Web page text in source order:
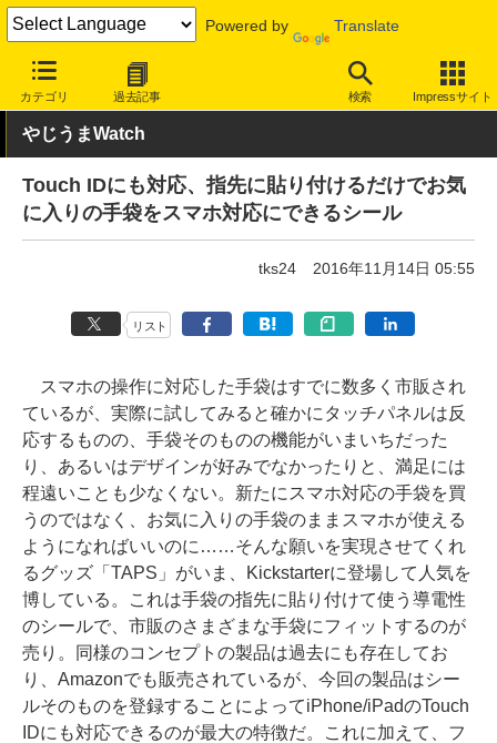
Powered by Translate
カテゴリ 過去記事 検索 Impressサイト
INTERNET Watch トピック
やじうまWatch
Touch IDにも対応、指先に貼り付けるだけでお気
に入りの手袋をスマホ対応にできるシール
tks24 2016年11月14日 05:55
リスト
スマホの操作に対応した手袋はすでに数多く市販され
ているが、実際に試してみると確かにタッチパネルは反
応するものの、手袋そのものの機能がいまいちだった
り、あるいはデザインが好みでなかったりと、満足には
程遠いことも少なくない。新たにスマホ対応の手袋を買
うのではなく、お気に入りの手袋のままスマホが使える
ようになればいいのに……そんな願いを実現させてくれ
るグッズ「TAPS」がいま、Kickstarterに登場して人気を
博している。これは手袋の指先に貼り付けて使う導電性
のシールで、市販のさまざまな手袋にフィットするのが
売り。同様のコンセプトの製品は過去にも存在してお
り、Amazonでも販売されているが、今回の製品はシー
ルそのものを登録することによってiPhone/iPadのTouch
IDにも対応できるのが最大の特徴だ。これに加えて、フ